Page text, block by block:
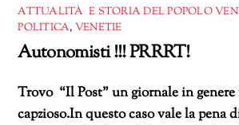
ATTUALITÀ E STORIA DEL POPOLO
POLITICA, VENETIE
Autonomisti !!! PRRRT!
Trovo “Il Post” un giornale in genere
capzioso.In questo caso vale la pena